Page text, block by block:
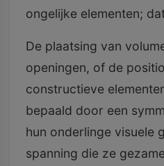
ongelijke elementen;
De plaatsing van
openingen, of de
constructieve
bepaald door een
hun onderlinge visuele
spanning die ze